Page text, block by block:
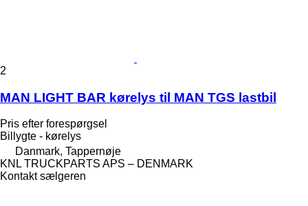
2
MAN LIGHT BAR kørelys til MAN TGS lastbil
Pris efter forespørgsel
Billygte - kørelys
Danmark, Tappernøje
KNL TRUCKPARTS APS – DENMARK
Kontakt sælgeren